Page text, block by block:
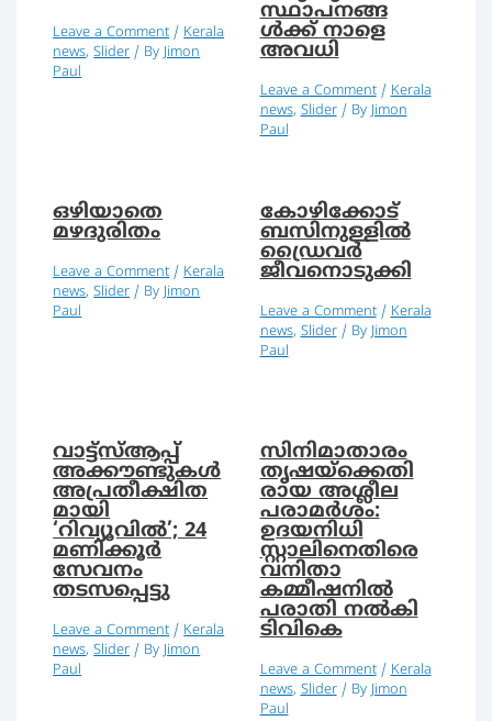
Leave a Comment / Kerala
news,Slider / By Jimon
Paul
സ്ഥാപനങ്ങ
ള്‍ക്ക് നാളെ
അവധി
Leave a Comment / Kerala
news, Slider/ By Jimon
Paul
ഒഴിയാതെ
മഴദുരിതം
Leave a Comment / Kerala
news,Slider / By Jimon
Paul
കോഴിക്കോട്
ബസിനുള്ളില്‍
ഡ്രൈവര്‍
ജീവനൊടുക്കി
Leave a Comment / Kerala
news, Slider/ By Jimon
Paul
വാട്ട്‌സ്ആപ്പ്
അക്കൗണ്ടുകള്‍
അപ്രതീക്ഷിത
മായി
‘റിവ്യൂവില്‍’; 24
മണിക്കൂര്‍
സേവനം
തടസപ്പെട്ടു
Leave a Comment / Kerala
news,Slider / By Jimon
Paul
സിനിമാതാരം
തൃഷയ്ക്കെതി
രായ അശ്ലീല
പരാമര്‍ശം:
ഉദയനിധി
സ്റ്റാലിനെതിരെ
വനിതാ
കമ്മീഷനില്‍
പരാതി നല്‍കി
ടിവികെ
Leave a Comment / Kerala
news, Slider/ By Jimon
Paul